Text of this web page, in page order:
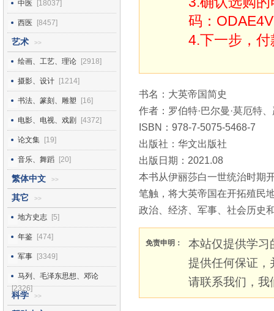
中医 [18037]
西医 [8457]
艺术 >>
绘画、工艺、理论 [2918]
摄影、设计 [1214]
书法、篆刻、雕塑 [16]
电影、电视、戏剧 [4372]
论文集 [19]
音乐、舞蹈 [20]
繁体中文 >>
其它 >>
地方史志 [5]
年鉴 [474]
军事 [3349]
马列、毛泽东思想、邓论
[2326]
科学 >>
码：
4.下一步，
书名：大英帝国简史
作者：罗伯特·巴尔曼·莫厄特
ISBN：978-7-5075-5468-7
出版社：华文出版社
出版日期：2021.08
本书从伊丽莎白一世统治时期
笔触，将大英帝国在开拓殖民
政治、经济、军事、社会历史
免责申明：
本站仅提供学习
提供任何保证，
请联系我们，我